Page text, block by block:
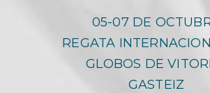
05-07 DE
REGATA
GLOBOS DE
GASTEIZ